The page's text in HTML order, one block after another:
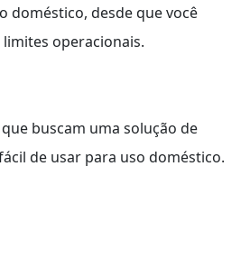
doméstico, desde que você
operacionais.
buscam uma solução de
de usar para uso doméstico.